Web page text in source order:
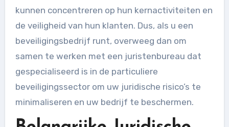
kunnen concentreren op hun kernactiviteiten en
de veiligheid van hun klanten. Dus, als u een
beveiligingsbedrijf runt, overweeg dan om
samen te werken met een juristenbureau dat
gespecialiseerd is in de particuliere
beveiligingssector om uw juridische risico’s te
minimaliseren en uw bedrijf te beschermen.